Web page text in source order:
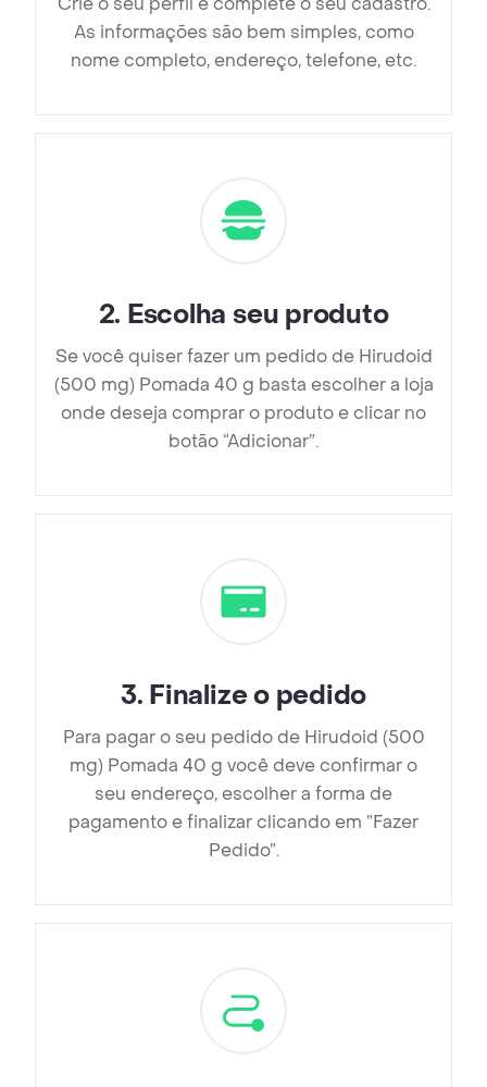
As informações são bem simples, como
nome completo, endereço, telefone, etc.
2. Escolha seu produto
Se você quiser fazer um pedido de Hirudoid
(500 mg) Pomada 40 g basta escolher a loja
onde deseja comprar o produto e clicar no
botão “Adicionar”.
3. Finalize o pedido
Para pagar o seu pedido de Hirudoid (500
mg) Pomada 40 g você deve confirmar o
seu endereço, escolher a forma de
pagamento e finalizar clicando em ”Fazer
Pedido”.